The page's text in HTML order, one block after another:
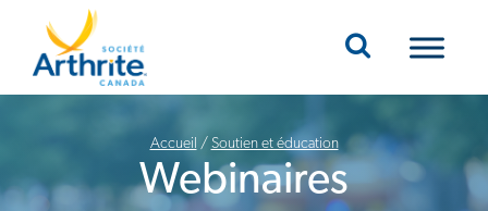
Mobile Navigation
Accueil / Soutien et éducation
Webinaires